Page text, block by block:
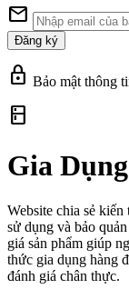
mail
Đăng ký
lock Bảo mật thông
kitchen
Gia
Website chia sẻ
sử dụng và bảo
giá sản phẩm giúp
thức gia dụng hàng
đánh giá chân thực.